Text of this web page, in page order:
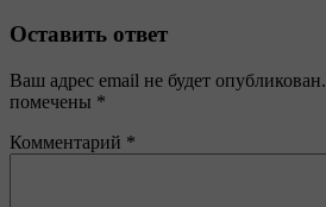
Оставить ответ
Ваш адрес email не будет опубликован.
помечены *
Комментарий *